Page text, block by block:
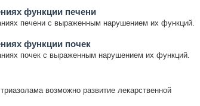
функции печени
печени с выраженным нарушением их функций.
функции почек
почек с выраженным нарушением их функций.
возможно развитие лекарственной